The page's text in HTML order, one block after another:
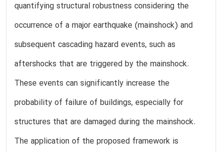
quantifying structural robustness considering the
occurrence of a major earthquake (mainshock) and
subsequent cascading hazard events, such as
aftershocks that are triggered by the mainshock.
These events can significantly increase the
probability of failure of buildings, especially for
structures that are damaged during the mainshock.
The application of the proposed framework is